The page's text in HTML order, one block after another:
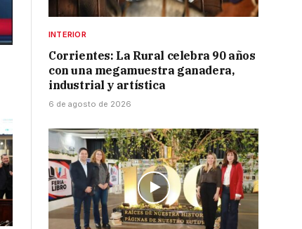
INTERIOR
Corrientes: La Rural celebra 90 años
con una megamuestra ganadera,
industrial y artística
6 de agosto de 2026